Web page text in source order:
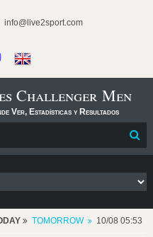
info@live2sport.com
Challenger Men
Ver, Estadísticas y Resultados
TOMORROW 10/08 05:53